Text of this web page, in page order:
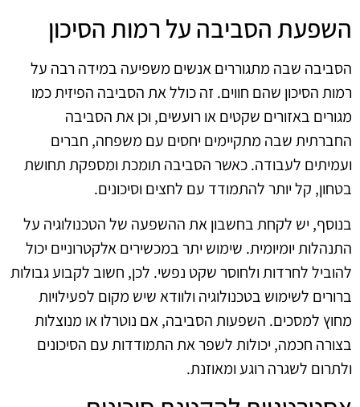
השפעת הסביבה על רמות הסיכון
הסביבה שבה מתגוררים אנשים משפיעה במידה רבה על
רמות הסיכון שהם חווים. זה כולל את הסביבה הפיזית כמו
מגורים באזורים שקטים או רועשים, וכן את הסביבה
החברתית שבה מתקיימים יחסים עם משפחה, חברים
ועמיתים לעבודה. כאשר הסביבה תומכת ומספקת תחושת
בטחון, קל יותר להתמודד עם לחצים וסיכונים.
בנוסף, יש לקחת בחשבון את ההשפעה של הטכנולוגיה על
התנהלות יומיומית. שימוש יתר במכשירים אלקטרוניים יכול
להוביל לחרדות ולחוסר שקט נפשי. לכן, חשוב לקבוע גבולות
ברורים לשימוש בטכנולוגיה ולוודא שיש מקום לפעילויות
מחוץ למסכים. השפעות הסביבה, אם נוטרלו או מנוצלות
בצורה חכמה, יכולות לשפר את התמודדות עם הסיכונים
ולתרום לשגרה רוגע ומאוזנת.